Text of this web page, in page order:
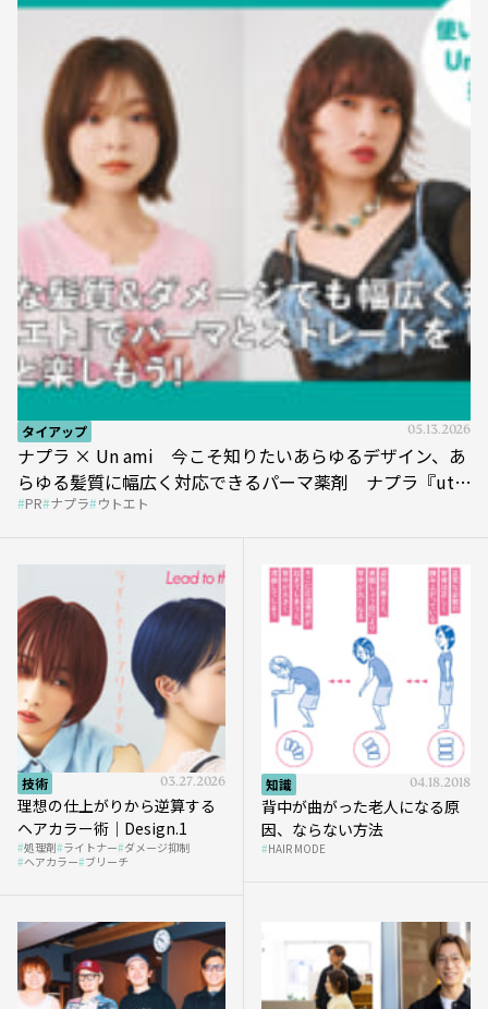
タイアップ 05.13.2026
ナプラ × Un ami 今こそ知りたいあらゆるデザイン、あ
らゆる髪質に幅広く対応できるパーマ薬剤 ナプラ『ut-
et』
PR ナプラ ウトエト
技術 03.27.2026
理想の仕上がりから逆算する
ヘアカラー術｜Design.1
処理剤 ライトナー ダメージ抑制
ヘアカラー ブリーチ
知識 04.18.2018
背中が曲がった老人になる原
因、ならない方法
HAIR MODE